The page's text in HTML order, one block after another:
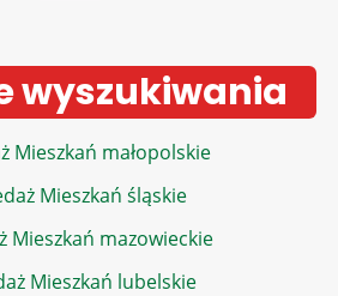
wyszukiwania
Mieszkań małopolskie
Mieszkań śląskie
Mieszkań mazowieckie
Mieszkań lubelskie